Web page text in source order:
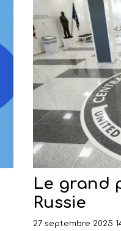
Le grand
Russie
27 septembre 2025